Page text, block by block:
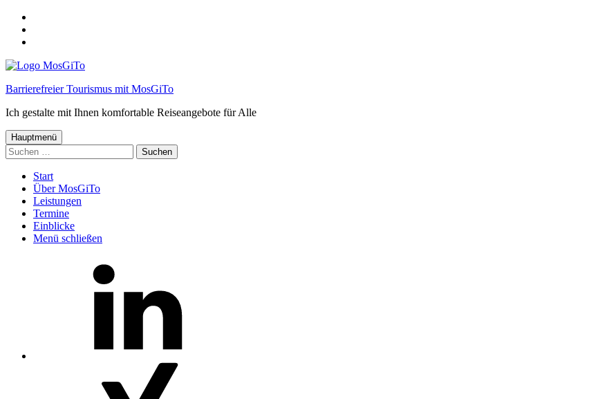
Footer
Barrierefreier Tourismus mit MosGiTo
Ich gestalte mit Ihnen komfortable Reiseangebote für Alle
Hauptmenü
Suchen
nach:
Start
Über MosGiTo
Leistungen
Termine
Einblicke
Menü schließen